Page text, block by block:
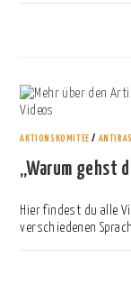
AKTIONSKOMITEE /
„Warum gehst
Hier findest du alle
verschiedenen